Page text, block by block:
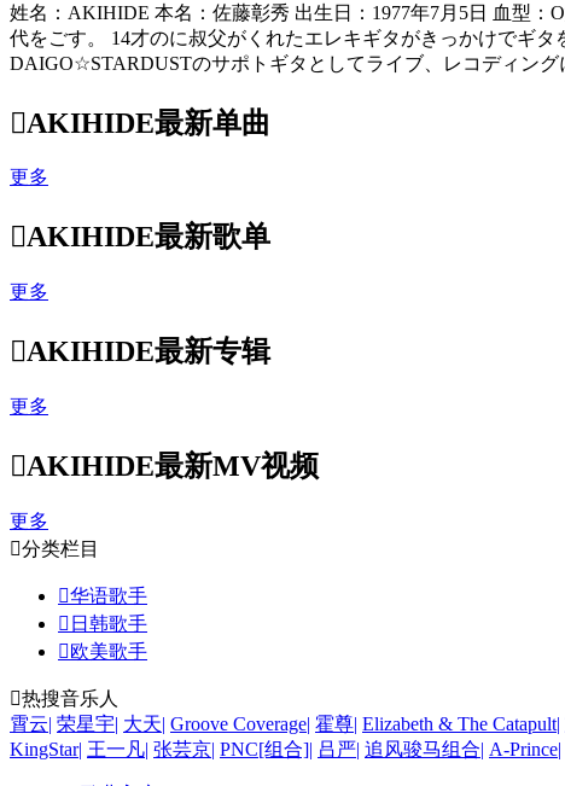
姓名：AKIHIDE 本名：佐藤彰秀 出生日：1977年7月5日 血型
代をごす。 14才のに叔父がくれたエレキギタがきっかけでギタ
DAIGO☆STARDUSTのサポトギタとしてライブ、レコディン
AKIHIDE最新单曲
更多
AKIHIDE最新歌单
更多
AKIHIDE最新专辑
更多
AKIHIDE最新MV视频
更多
分类栏目
华语歌手
 日韩歌手
欧美歌手
热搜音乐人
霄云| 荣星宇| 大天| Groove Coverage| 霍尊| Elizabeth & The Catapult|
KingStar| 王一凡| 张芸京| PNC[组合]| 吕严| 追风骏马组合| A-Prince|